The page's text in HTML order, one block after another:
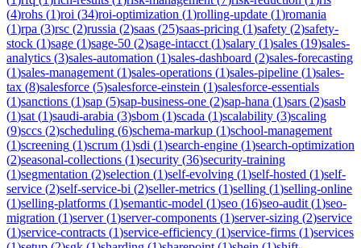
(4)rohs (1)roi (34)roi-optimization (1)rolling-update (1)romania
(1)rpa (3)rsc (2)russia (2)saas (25)saas-pricing (1)safety (2)safety-
stock (1)sage (1)sage-50 (2)sage-intacct (1)salary (1)sales (19)sales-
analytics (3)sales-automation (1)sales-dashboard (2)sales-forecasting
(1)sales-management (1)sales-operations (1)sales-pipeline (1)sales-
tax (8)salesforce (5)salesforce-einstein (1)salesforce-essentials
(1)sanctions (1)sap (5)sap-business-one (2)sap-hana (1)sars (2)sasb
(1)sat (1)saudi-arabia (3)sbom (1)scada (1)scalability (3)scaling
(9)sccs (2)scheduling (6)schema-markup (1)school-management
(1)screening (1)scrum (1)sdi (1)search-engine (1)search-optimization
(2)seasonal-collections (1)security (36)security-training
(1)segmentation (2)selection (1)self-evolving (1)self-hosted (1)self-
service (2)self-service-bi (2)seller-metrics (1)selling (1)selling-online
(1)selling-platforms (1)semantic-model (1)seo (16)seo-audit (1)seo-
migration (1)server(1)server-components (1)server-sizing (2)service
(1)service-contracts (1)service-efficiency (1)service-firms (1)services